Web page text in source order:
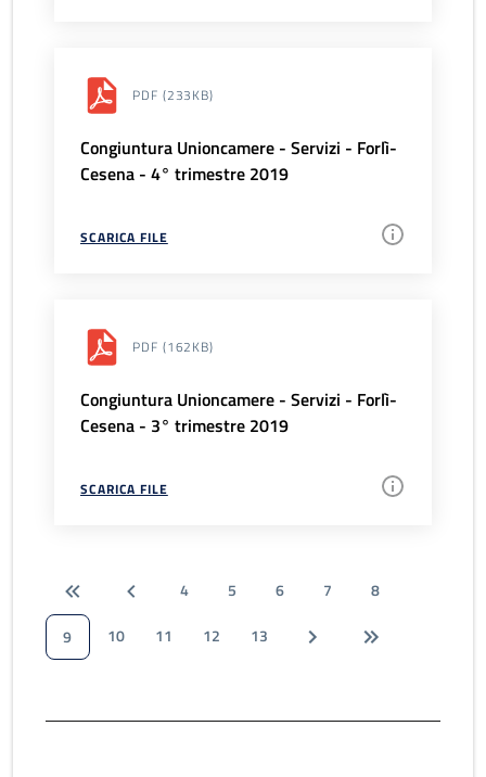
PDF (233KB)
Congiuntura Unioncamere - Servizi - Forlì-
Cesena - 4° trimestre 2019
SCARICA FILE
PDF (162KB)
Congiuntura Unioncamere - Servizi - Forlì-
Cesena - 3° trimestre 2019
SCARICA FILE
4 5 6 7
8
9
10 11 12 13